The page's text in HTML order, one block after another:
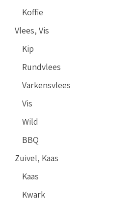
Koffie
Vlees, Vis
Kip
Rundvlees
Varkensvlees
Vis
Wild
BBQ
Zuivel, Kaas
Kaas
Kwark